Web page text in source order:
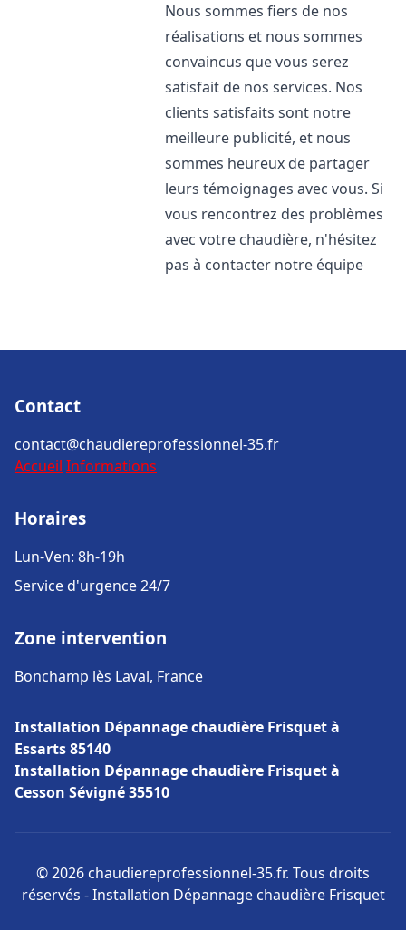
Nous sommes fiers de nos
réalisations et nous sommes
convaincus que vous serez
satisfait de nos services. Nos
clients satisfaits sont notre
meilleure publicité, et nous
sommes heureux de partager
leurs témoignages avec vous. Si
vous rencontrez des problèmes
avec votre chaudière, n'hésitez
pas à contacter notre équipe
Contact
contact@chaudiereprofessionnel-35.fr
Accueil Informations
Horaires
Lun-Ven: 8h-19h
Service d'urgence 24/7
Zone intervention
Bonchamp lès Laval, France
Installation Dépannage chaudière Frisquet à
Essarts 85140
Installation Dépannage chaudière Frisquet à
Cesson Sévigné 35510
© 2026 chaudiereprofessionnel-35.fr. Tous droits
réservés - Installation Dépannage chaudière Frisquet